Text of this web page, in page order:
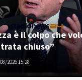
è il colpo che
chiuso”
2026 15:28